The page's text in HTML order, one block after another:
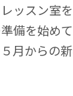
ッスン室
備を始め
月からの